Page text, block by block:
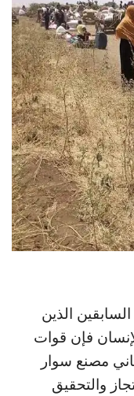
الذين
فإن قوات
مصنع سوار
والتحقيق